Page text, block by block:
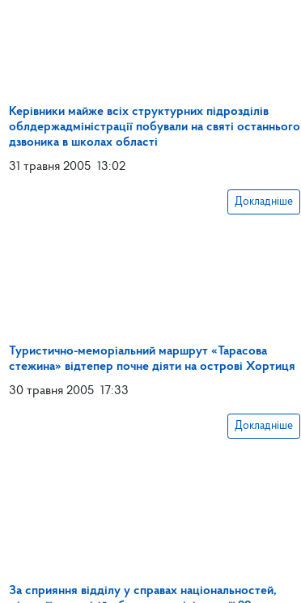
Керівники майже всіх структурних підрозділів
облдержадміністрації побували на святі останнього
дзвоника в школах області
31 травня 2005 13:02
Докладніше
Туристично-меморіальний маршрут «Тарасова
стежина» відтепер почне діяти на острові Хортиця
30 травня 2005 17:33
Докладніше
За сприяння відділу у справах національностей,